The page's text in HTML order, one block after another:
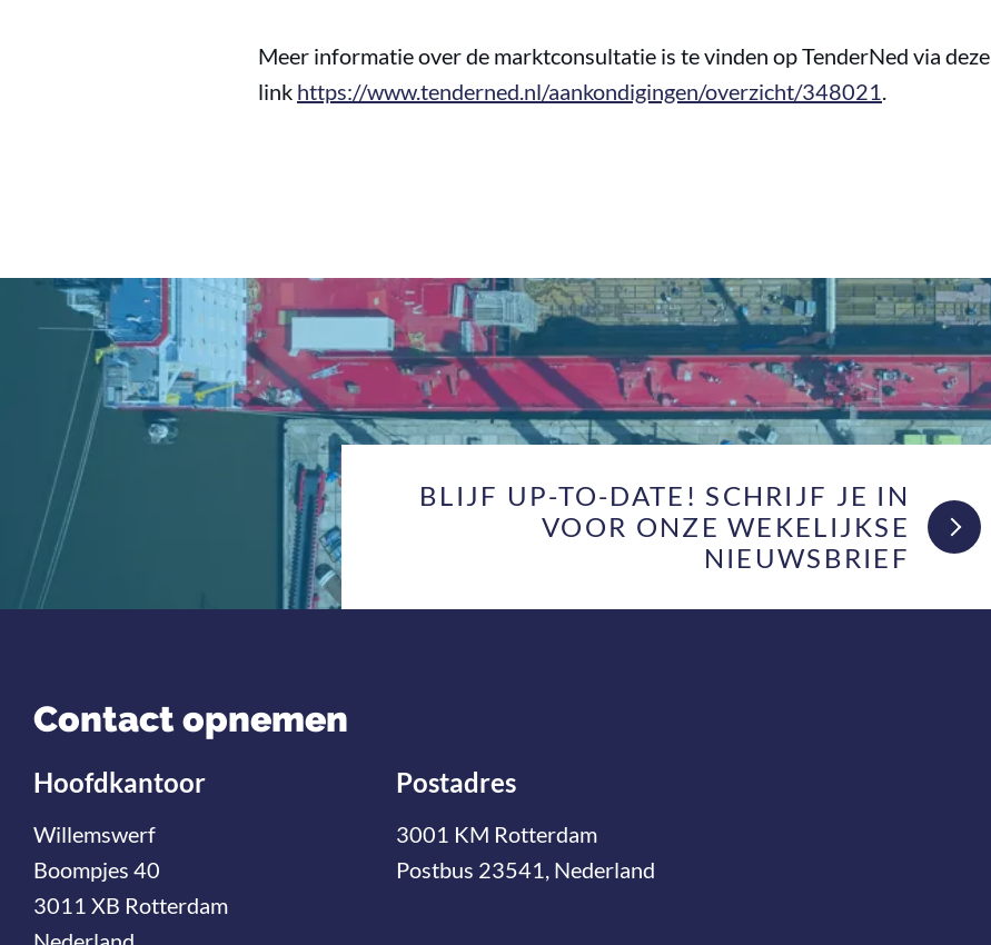
Meer informatie over de marktconsultatie is te vinden op TenderNed via deze
link https://www.tenderned.nl/aankondigingen/overzicht/348021.
BLIJF UP-TO-DATE! SCHRIJF JE IN
VOOR ONZE WEKELIJKSE
NIEUWSBRIEF
Contact opnemen
Hoofdkantoor
Willemswerf
Boompjes 40
3011 XB Rotterdam
Postadres
3001 KM Rotterdam
Postbus 23541, Nederland